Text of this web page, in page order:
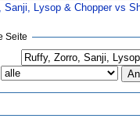
Sanji, Lysop & Chopper vs
Seite